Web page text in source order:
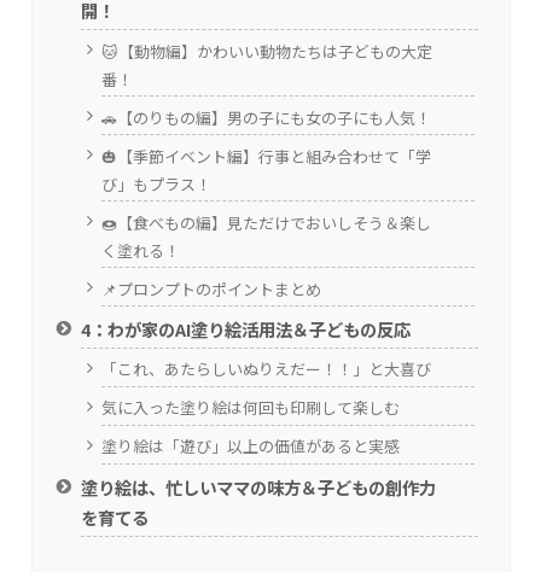
開！
🐱【動物編】かわいい動物たちは子どもの大定
番！
🚗【のりもの編】男の子にも女の子にも人気！
🎃【季節イベント編】行事と組み合わせて「学
び」もプラス！
🍩【食べもの編】見ただけでおいしそう＆楽し
く塗れる！
📌プロンプトのポイントまとめ
4：わが家のAI塗り絵活用法＆子どもの反応
「これ、あたらしいぬりえだー！！」と大喜び
気に入った塗り絵は何回も印刷して楽しむ
塗り絵は「遊び」以上の価値があると実感
塗り絵は、忙しいママの味方＆子どもの創作力
を育てる